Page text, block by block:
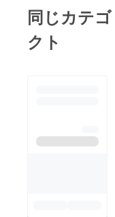
す！！
同じカテ
クト